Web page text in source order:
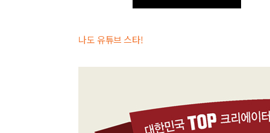
나도 유튜브 스타!